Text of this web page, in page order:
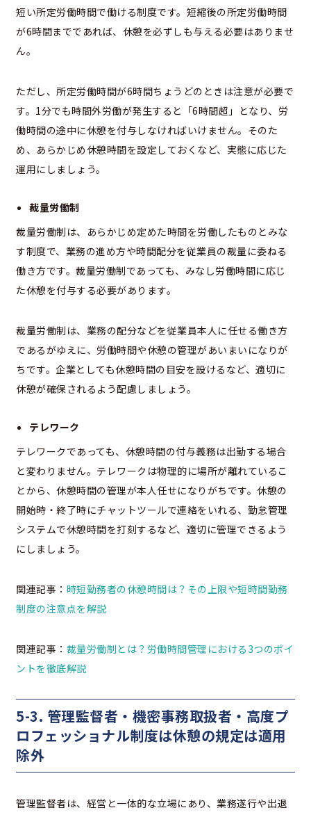
短い所定労働時間で働ける制度です。短縮後の所定労働時間
が6時間までであれば、休憩を必ずしも与える必要はありませ
ん。
ただし、所定労働時間が6時間ちょうどのときは注意が必要で
す。1分でも時間外労働が発生すると「6時間超」となり、労
働時間の途中に休憩を付与しなければいけません。そのた
め、あらかじめ休憩時間を設定しておくなど、実態に応じた
運用にしましょう。
裁量労働制
裁量労働制は、あらかじめ定めた時間を労働したものとみな
す制度で、業務の進め方や時間配分を従業員の裁量に委ねる
働き方です。裁量労働制であっても、みなし労働時間に応じ
た休憩を付与する必要があります。
裁量労働制は、業務の配分などを従業員本人に任せる働き方
であるがゆえに、労働時間や休憩の管理があいまいになりが
ちです。企業としても休憩時間の目安を設けるなど、適切に
休憩が確保されるよう配慮しましょう。
テレワーク
テレワークであっても、休憩時間の付与義務は出勤する場合
と変わりません。テレワークは物理的に場所が離れているこ
とから、休憩時間の管理が本人任せになりがちです。休憩の
開始時・終了時にチャットツールで連絡をいれる、勤怠管理
システムで休憩時間を打刻するなど、適切に管理できるよう
にしましょう。
関連記事： 時短勤務者の休憩時間は？その上限や短時間勤務
制度の注意点を解説
関連記事： 裁量労働制とは？労働時間管理における3つのポイ
ントを徹底解説
5-3. 管理監督者・機密事務取扱者・高度プ
ロフェッショナル制度は休憩の規定は適用
除外
管理監督者は、経営と一体的な立場にあり、業務遂行や出退